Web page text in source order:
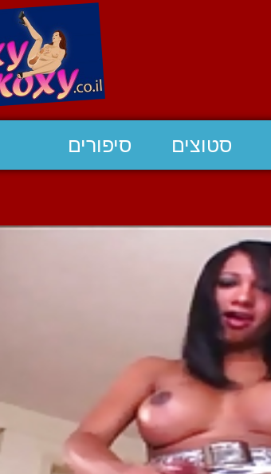
סטוצים סיפורים